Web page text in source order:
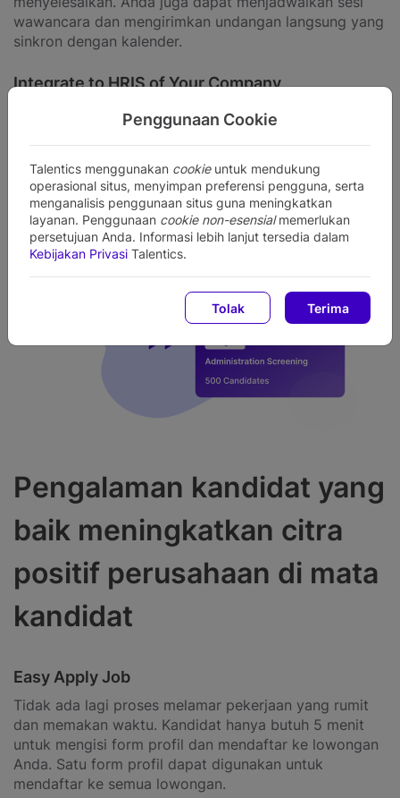
wawancara dan mengirimkan undangan langsung yang
sinkron dengan kalender.
Integrate to HRIS of Your Company
Dapatkan kemudahan untuk mengakses seluruh data
kandidat dan progres rekrutmen langsung dari HRIS
perusahaan Anda dengan cara menghubungkannya
menggunakan integrasi API.
Pengalaman kandidat yang
baik meningkatkan citra
positif perusahaan di mata
kandidat
Easy Apply Job
Tidak ada lagi proses melamar pekerjaan yang rumit
dan memakan waktu. Kandidat hanya butuh 5 menit
untuk mengisi form profil dan mendaftar ke lowongan
Anda. Satu form profil dapat digunakan untuk
mendaftar ke semua lowongan.
Penggunaan Cookie
Talentics menggunakan cookieuntuk mendukung
operasional situs, menyimpan preferensi pengguna, serta
menganalisis penggunaan situs guna meningkatkan
layanan. Penggunaan cookie non-esensialmemerlukan
persetujuan Anda. Informasi lebih lanjut tersedia dalam
Kebijakan Privasi Talentics.
Tolak Terima